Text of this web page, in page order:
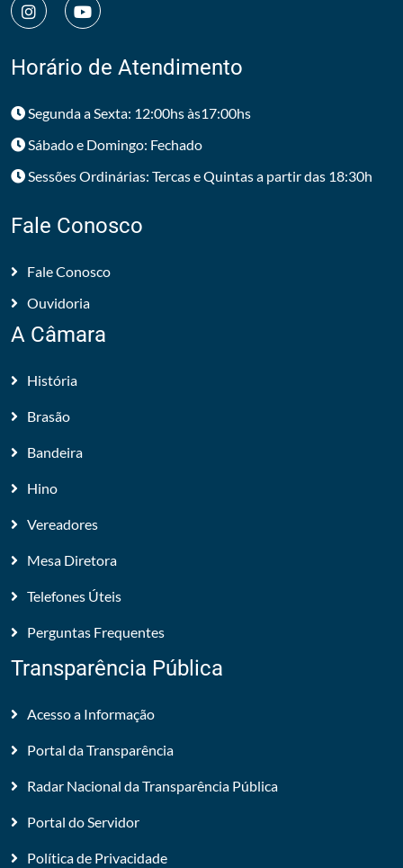
Horário de Atendimento
Segunda a Sexta: 12:00hs às17:00hs
Sábado e Domingo: Fechado
Sessões Ordinárias: Tercas e Quintas a partir das 18:30h
Fale Conosco
Fale Conosco
Ouvidoria
A Câmara
História
Brasão
Bandeira
Hino
Vereadores
Mesa Diretora
Telefones Úteis
Perguntas Frequentes
Transparência Pública
Acesso a Informação
Portal da Transparência
Radar Nacional da Transparência Pública
Portal do Servidor
Política de Privacidade